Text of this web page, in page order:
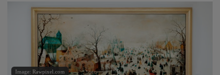
Image: Rawpixel.com